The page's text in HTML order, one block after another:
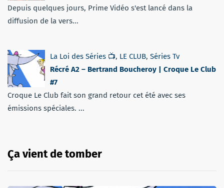
Depuis quelques jours, Prime Vidéo s'est lancé dans la
diffusion de la vers...
La Loi des Séries 📺, LE CLUB, Séries Tv
Récré A2 – Bertrand Boucheroy | Croque Le Club
#7
Croque Le Club fait son grand retour cet été avec ses
émissions spéciales. ...
Ça vient de tomber